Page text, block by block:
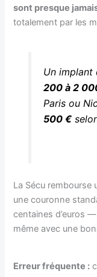
sont presque
totalement par les
Un implant
200 à 2
Paris ou
500 €
La Sécu rembourse
une couronne
centaines d’euros
même avec une
Erreur fréquente :